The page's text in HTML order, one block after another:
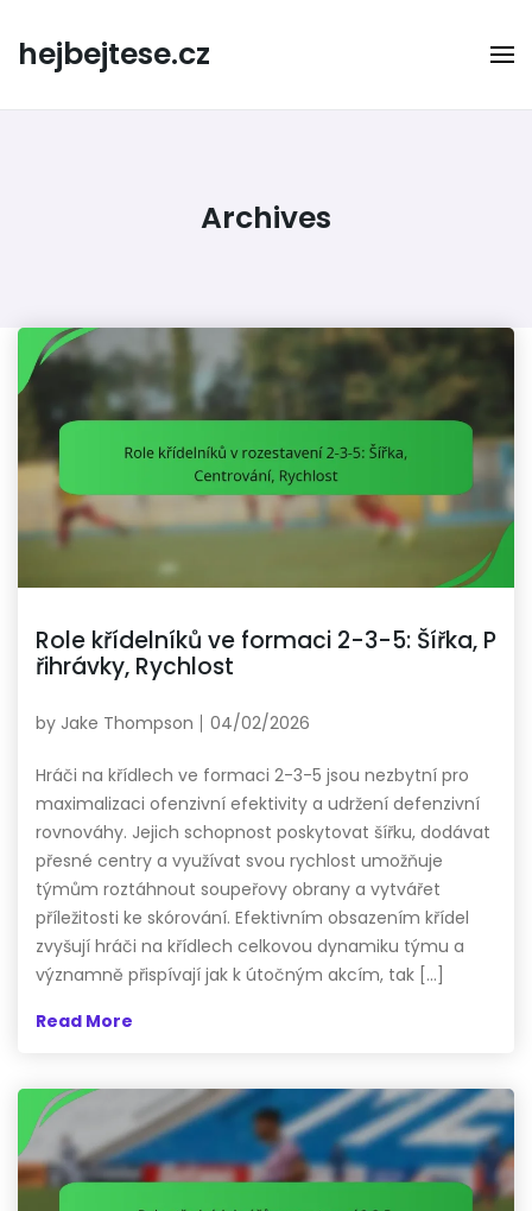
content
hejbejtese.cz
Archives
Role křídelníků ve formaci 2-3-5: Šířka, P
řihrávky, Rychlost
by Jake Thompson 04/02/2026
Hráči na křídlech ve formaci 2-3-5 jsou nezbytní pro
maximalizaci ofenzivní efektivity a udržení defenzivní
rovnováhy. Jejich schopnost poskytovat šířku, dodávat
přesné centry a využívat svou rychlost umožňuje
týmům roztáhnout soupeřovy obrany a vytvářet
příležitosti ke skórování. Efektivním obsazením křídel
zvyšují hráči na křídlech celkovou dynamiku týmu a
významně přispívají jak k útočným akcím, tak […]
Read More